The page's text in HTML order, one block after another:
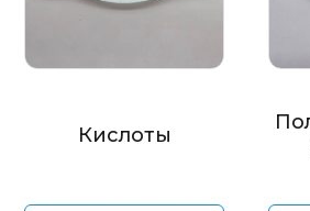
Кислоты